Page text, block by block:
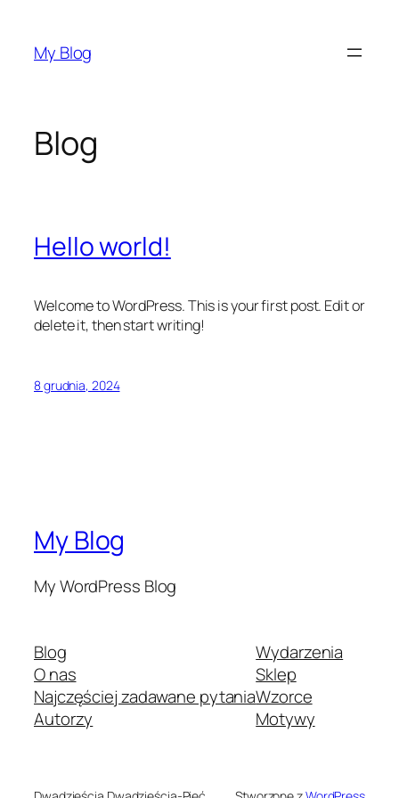
treściMy Blog
Blog
Hello world!
Welcome to WordPress. This is your first post. Edit or
delete it, then start writing!
8 grudnia, 2024
My Blog
My WordPress Blog
Blog
O nas
Najczęściej zadawane pytania
Autorzy
Wydarzenia
Sklep
Wzorce
Motywy